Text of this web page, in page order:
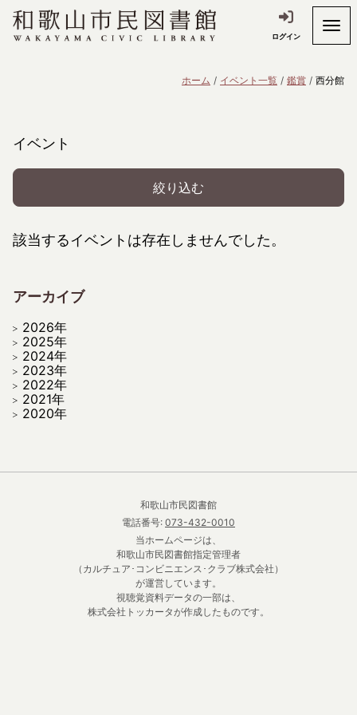
ログイン
ホーム イベント一覧 鑑賞 西分館
イベント
絞り込む
該当するイベントは存在しませんでした。
アーカイブ
2026年
2025年
2024年
2023年
2022年
2021年
2020年
和歌山市民図書館
電話番号: 073-432-0010
当ホームページは、
和歌山市民図書館指定管理者
（カルチュア･コンビニエンス･クラブ株式会社）
が運営しています。
視聴覚資料データの一部は、
株式会社トッカータが作成したものです。